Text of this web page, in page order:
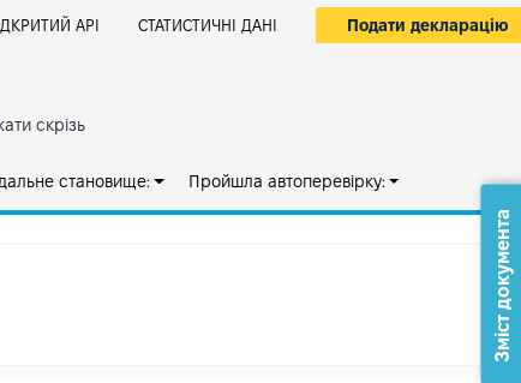
АРІ СТАТИСТИЧНІ ДАНІ Подати декларацію
скрізь
становище: Пройшла автоперевірку:
Зміст документа